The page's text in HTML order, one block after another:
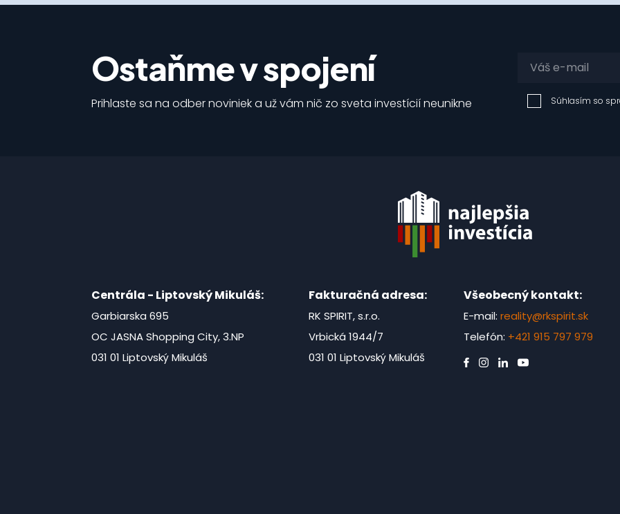
Ostaňme v spojení
Prihlaste sa na odber noviniek a už vám nič zo sveta investícií neunikne Súhlasím so
Centrála - Liptovský Mikuláš:
Garbiarska 695
OC JASNA Shopping City, 3.NP
031 01 Liptovský Mikuláš
Fakturačná adresa:
RK SPIRIT, s.r.o.
Vrbická 1944/7
031 01 Liptovský Mikuláš
Všeobecný kontakt:
E-mail: reality@rkspirit.sk
Telefón: +421 915 797 979